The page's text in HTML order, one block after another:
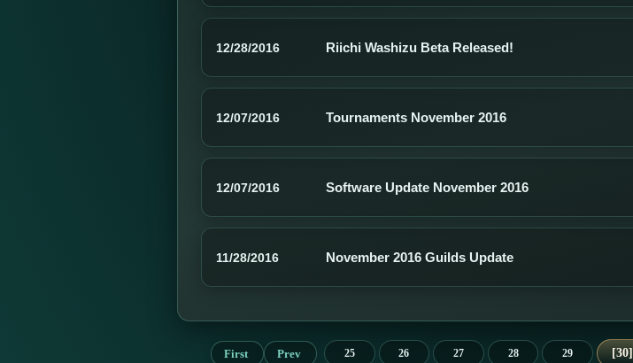
12/28/2016 Riichi Washizu Beta Released!
12/07/2016 Tournaments November 2016
12/07/2016 Software Update November 2016
11/28/2016 November 2016 Guilds Update
First Prev 25 26 27 28 29 30